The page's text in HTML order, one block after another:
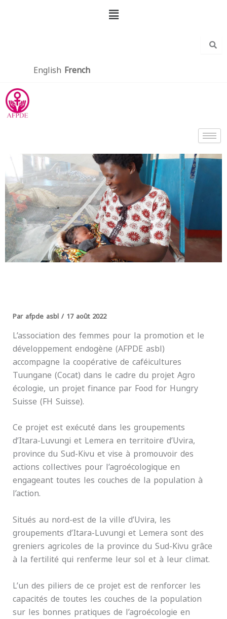
Menu
English French
Par afpde asbl / 17 août 2022
L’association des femmes pour la promotion et le
développement endogène (AFPDE asbl)
accompagne la coopérative de caféicultures
Tuungane (Cocat) dans le cadre du projet Agro
écologie, un projet finance par Food for Hungry
Suisse (FH Suisse).
Ce projet est exécuté dans les groupements
d’Itara-Luvungi et Lemera en territoire d’Uvira,
province du Sud-Kivu et vise à promouvoir des
actions collectives pour l’agroécologique en
engageant toutes les couches de la population à
l’action.
Situés au nord-est de la ville d’Uvira, les
groupements d’Itara-Luvungi et Lemera sont des
greniers agricoles de la province du Sud-Kivu grâce
à la fertilité qui renferme leur sol et à leur climat.
L’un des piliers de ce projet est de renforcer les
capacités de toutes les couches de la population
sur les bonnes pratiques de l’agroécologie en